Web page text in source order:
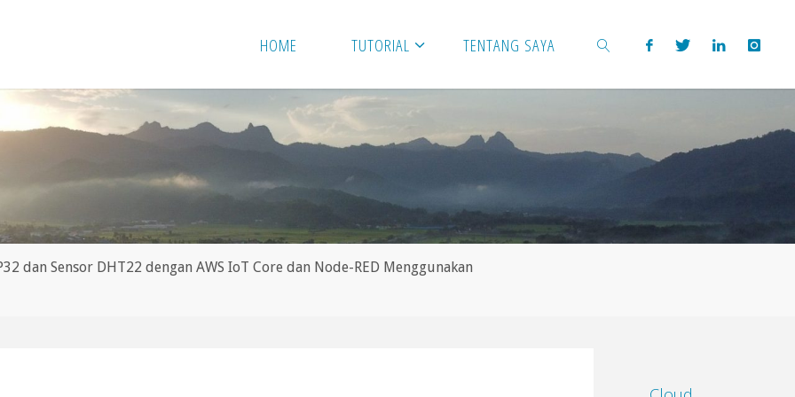
HOME TUTORIAL TENTANG SAYA
dan Sensor DHT22 dengan AWS IoT Core dan Node-RED Menggunakan